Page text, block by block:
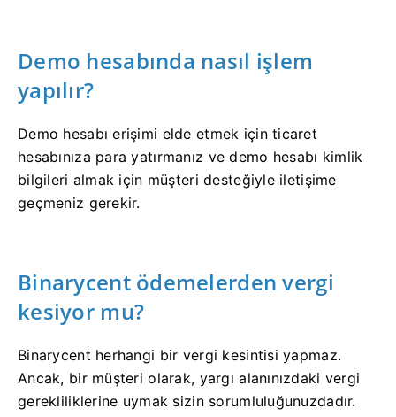
Demo hesabında nasıl işlem
yapılır?
Demo hesabı erişimi elde etmek için ticaret
hesabınıza para yatırmanız ve demo hesabı kimlik
bilgileri almak için müşteri desteğiyle iletişime
geçmeniz gerekir.
Binarycent ödemelerden vergi
kesiyor mu?
Binarycent herhangi bir vergi kesintisi yapmaz.
Ancak, bir müşteri olarak, yargı alanınızdaki vergi
gerekliliklerine uymak sizin sorumluluğunuzdadır.